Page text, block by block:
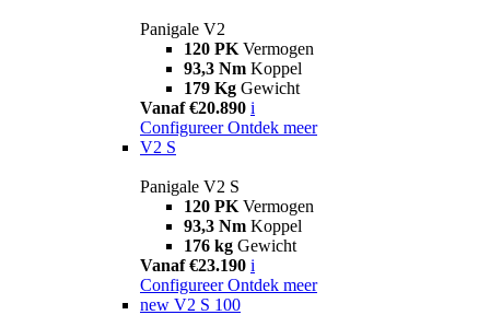
Panigale V2
120 PK Vermogen
93,3 Nm Koppel
179 Kg Gewicht
Vanaf €20.890 i
Configureer Ontdek meer
V2 S
Panigale V2 S
120 PK Vermogen
93,3 Nm Koppel
176 kg Gewicht
Vanaf €23.190 i
Configureer Ontdek meer
new V2 S 100